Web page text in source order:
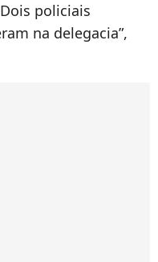
policiais
na delegacia”,